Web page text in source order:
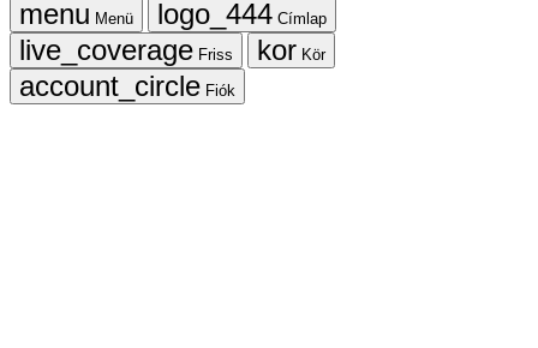
Menü
Címlap
Friss
Kör
Fiók